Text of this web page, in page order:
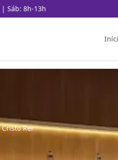
| Sáb: 8h-13h
Cristo Rei